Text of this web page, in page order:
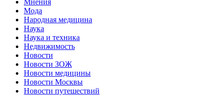
Мнения
Мода
Народная медицина
Наука
Наука и техника
Недвижимость
Новости
Новости ЗОЖ
Новости медицины
Новости Москвы
Новости путешествий